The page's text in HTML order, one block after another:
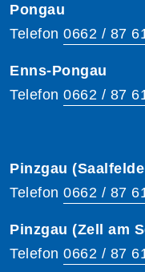
Pongau
Telefon 0662 / 87
Enns-Pongau
Telefon 0662 / 87
Pinzgau
Telefon 0662 / 87
Pinzgau (Zell am
Telefon 0662 / 87